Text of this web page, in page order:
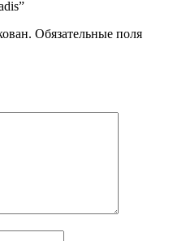
Обязательные поля